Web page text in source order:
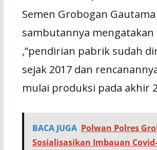
Semen Grobogan
sambutannya mengatakan
,”pendirian pabrik sudah
sejak 2017 dan
mulai produksi pada akhir
BACA JUGA Polwan Polres
Sosialisasikan Imbauan